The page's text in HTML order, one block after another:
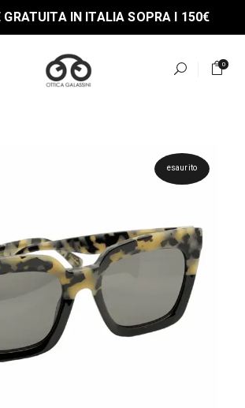
GRATUITA IN ITALIA SOPRA I 150€
0
esaurito